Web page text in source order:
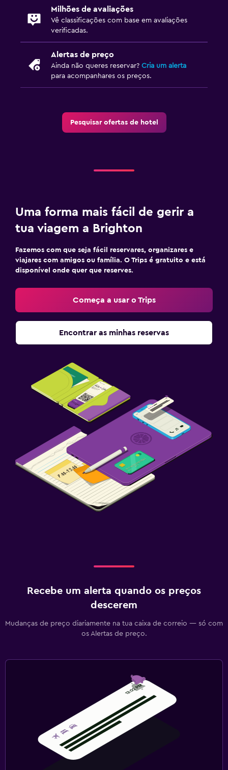
Milhões de avaliações
Vê classificações com base em avaliações
verificadas.
Alertas de preço
Ainda não queres reservar? Cria um alerta
para acompanhares os preços.
Pesquisar ofertas de hotel
Uma forma mais fácil de gerir a
tua viagem a Brighton
Fazemos com que seja fácil reservares, organizares e
viajares com amigos ou família. O Trips é gratuito e está
disponível onde quer que reserves.
Começa a usar o Trips
Encontrar as minhas reservas
Recebe um alerta quando os preços
descerem
Mudanças de preço diariamente na tua caixa de correio — só com
os Alertas de preço.